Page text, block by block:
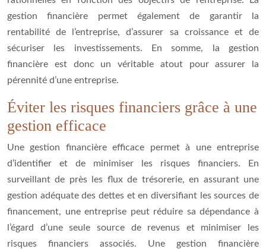
gestion financière permet également de garantir la
rentabilité de l’entreprise, d’assurer sa croissance et de
sécuriser les investissements. En somme, la gestion
financière est donc un véritable atout pour assurer la
pérennité d’une entreprise.
Éviter les risques financiers grâce à une
gestion efficace
Une gestion financière efficace permet à une entreprise
d’identifier et de minimiser les risques financiers. En
surveillant de près les flux de trésorerie, en assurant une
gestion adéquate des dettes et en diversifiant les sources de
financement, une entreprise peut réduire sa dépendance à
l’égard d’une seule source de revenus et minimiser les
risques financiers associés. Une gestion financière